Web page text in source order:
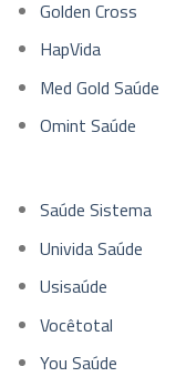
Golden Cross
HapVida
Med Gold Saúde
Omint Saúde
Saúde Sistema
Univida Saúde
Usisaúde
Vocêtotal
You Saúde